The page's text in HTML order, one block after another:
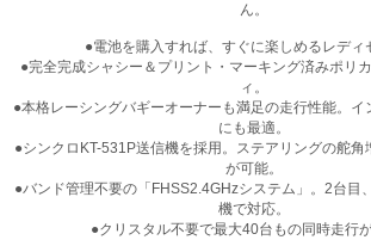
ん。
●電池を購入すれば、すぐに楽しめるレディ
●完全完成シャシー＆プリント・マーキング済みポリ
ィ。
●本格レーシングバギーオーナーも満足の走行性能。イ
にも最適。
●シンクロKT-531P送信機を採用。ステアリングの舵角
が可能。
●バンド管理不要の「FHSS2.4GHzシステム」。2台目
機で対応。
●クリスタル不要で最大40台もの同時走行が